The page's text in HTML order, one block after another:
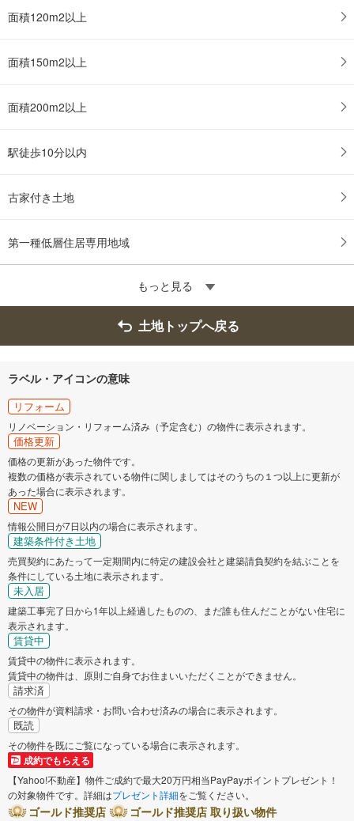
面積120m2以上
面積150m2以上
面積200m2以上
駅徒歩10分以内
古家付き土地
第一種低層住居専用地域
もっと見る
土地トップへ戻る
ラベル・アイコンの意味
リフォーム
リノベーション・リフォーム済み（予定含む）の物件に表示されます。
価格更新
価格の更新があった物件です。
複数の価格が表示されている物件に関しましてはそのうちの１つ以上に更新が
あった場合に表示されます。
NEW
情報公開日が7日以内の場合に表示されます。
建築条件付き土地
売買契約にあたって一定期間内に特定の建設会社と建築請負契約を結ぶことを
条件にしている土地に表示されます。
未入居
建築工事完了日から1年以上経過したものの、まだ誰も住んだことがない住宅に
表示されます。
賃貸中
賃貸中の物件に表示されます。
賃貸中の物件は、原則ご自身でお住まいいただくことができません。
請求済
その物件が資料請求・お問い合わせ済みの場合に表示されます。
既読
その物件を既にご覧になっている場合に表示されます。
成約でもらえる
【Yahoo!不動産】物件ご成約で最大20万円相当PayPayポイントプレゼント！
の対象物件です。詳細はプレゼント詳細をご覧ください。
ゴールド推奨店
ゴールド推奨店 取り扱い物件